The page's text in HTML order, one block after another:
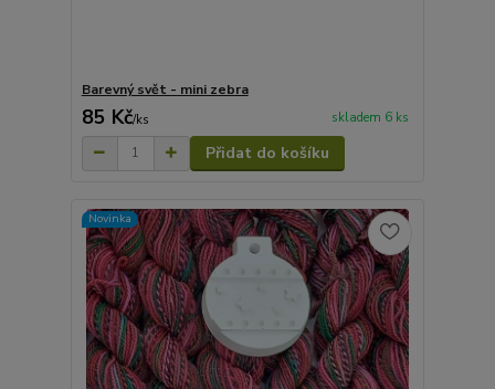
Barevný svět - mini zebra
85 Kč/ks skladem 6 ks
Přidat do košíku
Novinka